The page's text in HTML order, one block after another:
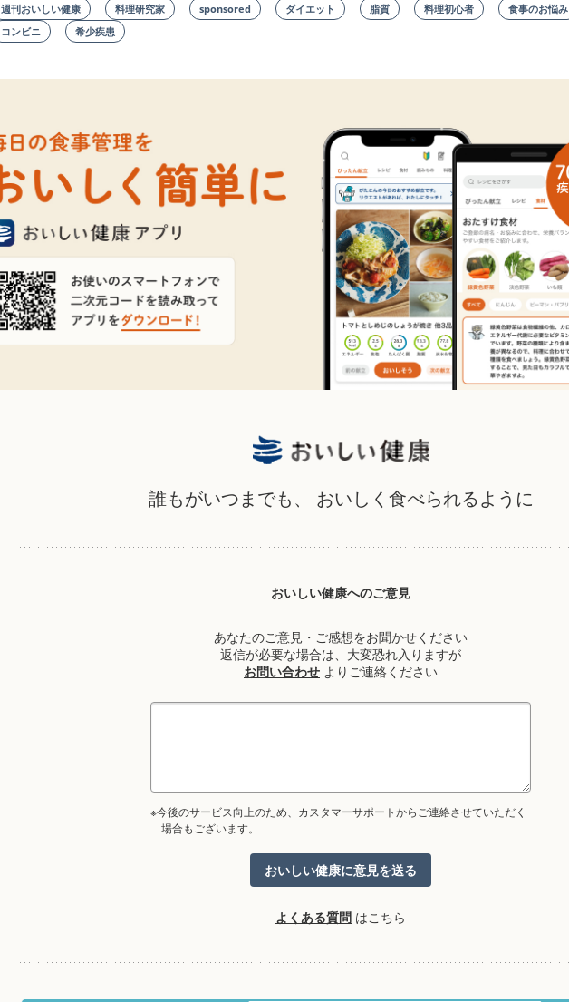
週刊おいしい健康
料理研究家 sponsored ダイエット 脂質 料理初心者
食事のお悩み
コンビニ
希少疾患
誰もがいつまでも、 おいしく食べられるように
おいしい健康へのご意見
あなたのご意見・ご感想をお聞かせください
返信が必要な場合は、大変恐れ入りますが
お問い合わせ よりご連絡ください
※今後のサービス向上のため、カスタマーサポートからご連絡させていただく
場合もございます。
よくある質問 はこちら